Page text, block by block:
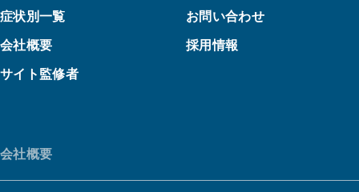
症状別一覧
会社概要
サイト監修者
お問い合わせ
採用情報
会社概要